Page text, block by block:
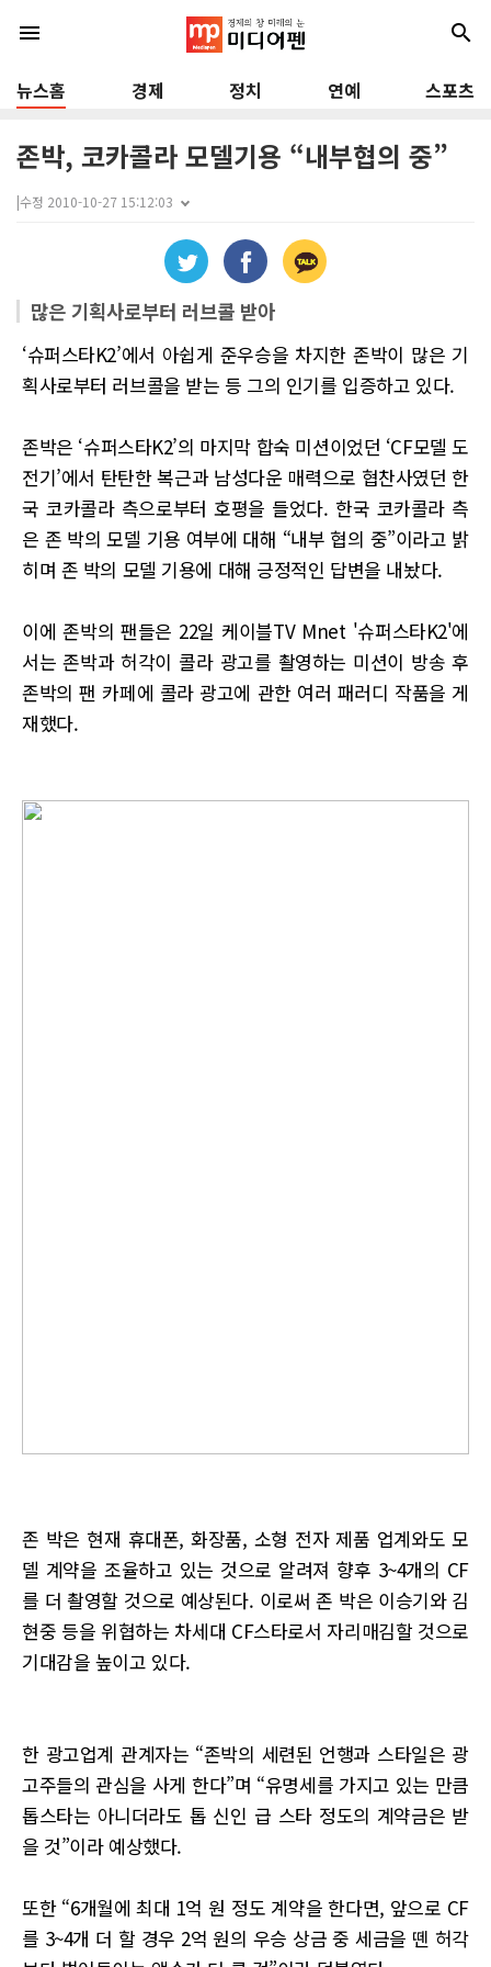
menu search
뉴스홈 경제 정치 연예 스포츠
존박, 코카콜라 모델기용 “내부협의 중”
|수정 2010-10-27 15:12:03
많은 기획사로부터 러브콜 받아
‘슈퍼스타K2’에서 아쉽게 준우승을 차지한 존박이 많은 기
획사로부터 러브콜을 받는 등 그의 인기를 입증하고 있다.
존박은 ‘슈퍼스타K2’의 마지막 합숙 미션이었던 ‘CF모델 도
전기’에서 탄탄한 복근과 남성다운 매력으로 협찬사였던 한
국 코카콜라 측으로부터 호평을 들었다. 한국 코카콜라 측
은 존 박의 모델 기용 여부에 대해 “내부 협의 중”이라고 밝
히며 존 박의 모델 기용에 대해 긍정적인 답변을 내놨다.
이에 존박의 팬들은 22일 케이블TV Mnet '슈퍼스타K2'에
서는 존박과 허각이 콜라 광고를 촬영하는 미션이 방송 후
존박의 팬 카페에 콜라 광고에 관한 여러 패러디 작품을 게
재했다.
존 박은 현재 휴대폰, 화장품, 소형 전자 제품 업계와도 모
델 계약을 조율하고 있는 것으로 알려져 향후 3~4개의 CF
를 더 촬영할 것으로 예상된다. 이로써 존 박은 이승기와 김
현중 등을 위협하는 차세대 CF스타로서 자리매김할 것으로
기대감을 높이고 있다.
한 광고업계 관계자는 “존박의 세련된 언행과 스타일은 광
고주들의 관심을 사게 한다”며 “유명세를 가지고 있는 만큼
톱스타는 아니더라도 톱 신인 급 스타 정도의 계약금은 받
을 것”이라 예상했다.
또한 “6개월에 최대 1억 원 정도 계약을 한다면, 앞으로 CF
를 3~4개 더 할 경우 2억 원의 우승 상금 중 세금을 뗀 허각